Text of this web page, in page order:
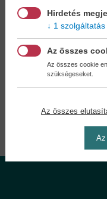
Ön is!
A
Önnek
Hirdetés
1 szolgáltatás
Az összes
Az összes cookie
szükségeseket.
Az összes
Az